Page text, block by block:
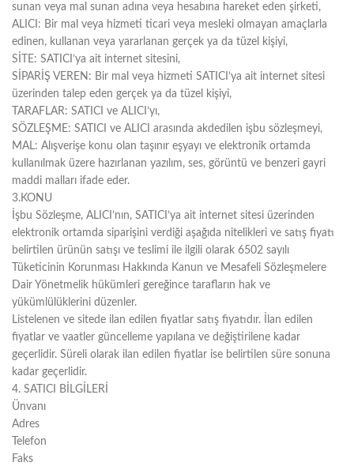
Dekorlu
Çikolatalar
Drajeler
Bayram
Şekerleri
&
Bayram
Çikolataları
Hediyelik
Çikolatalar
Kız
İsteme
Çikolataları
sunan veya mal sunan adına veya hesabına hareket eden şirketi,
ALICI : Bir mal veya hizmeti ticari veya mesleki olmayan amaçlarla
edinen, kullanan veya yararlanan gerçek ya da tüzel kişiyi,
SİTE: SATICI’ya ait internet sitesini,
SİPARİŞ VEREN: Bir mal veya hizmeti SATICI’ya ait internet sitesi
üzerinden talep eden gerçek ya da tüzel kişiyi,
TARAFLAR: SATICI ve ALICI’yı,
SÖZLEŞME: SATICI ve ALICI arasında akdedilen işbu sözleşmeyi,
MAL: Alışverişe konu olan taşınır eşyayı ve elektronik ortamda
kullanılmak üzere hazırlanan yazılım, ses, görüntü ve benzeri gayri
maddi malları ifade eder.
3.KONU
İşbu Sözleşme, ALICI’nın, SATICI’ya ait internet sitesi üzerinden
elektronik ortamda siparişini verdiği aşağıda nitelikleri ve satış fiyatı
belirtilen ürünün satışı ve teslimi ile ilgili olarak 6502 sayılı
Tüketicinin Korunması Hakkında Kanun ve Mesafeli Sözleşmelere
Dair Yönetmelik hükümleri gereğince tarafların hak ve
yükümlülüklerini düzenler.
Listelenen ve sitede ilan edilen fiyatlar satış fiyatıdır. İlan edilen
fiyatlar ve vaatler güncelleme yapılana ve değiştirilene kadar
geçerlidir. Süreli olarak ilan edilen fiyatlar ise belirtilen süre sonuna
kadar geçerlidir.
4. SATICI BİLGİLERİ
Ünvanı
Adres
Telefon
Faks